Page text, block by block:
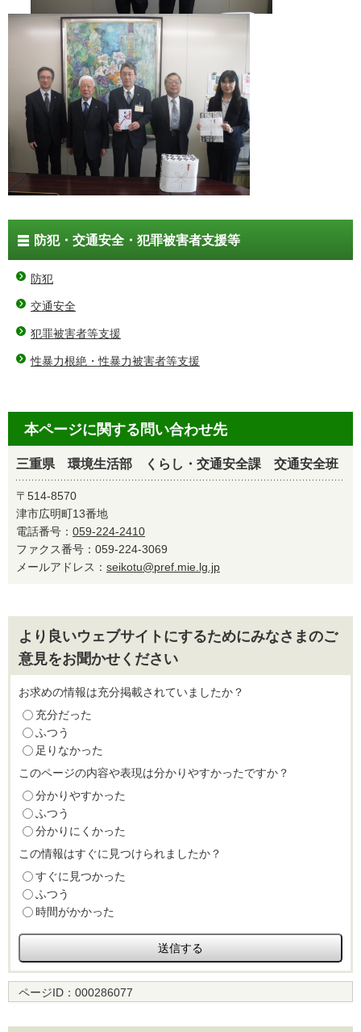
防犯・交通安全・犯罪被害者支援等
防犯
交通安全
犯罪被害者等支援
性暴力根絶・性暴力被害者等支援
本ページに関する問い合わせ先
三重県 環境生活部 くらし・交通安全課 交通安全班
〒514-8570
津市広明町13番地
電話番号： 059-224-2410
ファクス番号：059-224-3069
メールアドレス： seikotu@pref.mie.lg.jp
より良いウェブサイトにするためにみなさまのご
意見をお聞かせください
お求めの情報は充分掲載されていましたか？
充分だった
ふつう
足りなかった
このページの内容や表現は分かりやすかったですか？
分かりやすかった
ふつう
分かりにくかった
この情報はすぐに見つけられましたか？
すぐに見つかった
ふつう
時間がかかった
ページID： 000286077